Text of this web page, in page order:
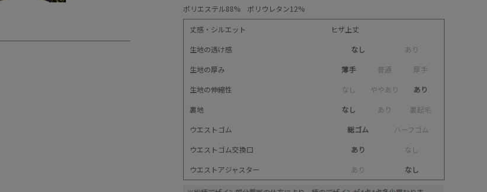
ポリエステル88% ポリウレタン12%
丈感・シルエット
ヒザ上丈
生地の透け感
なし あ り
生地の厚み
薄手 普通 厚手
生地の伸縮性
な し ややあ り
あり
裏地
なし あ り 裏起毛
ウエストゴム
総ゴム ハーフ ゴ ム
ウエストゴム交換口
あり な し
ウエストアジャスター
あ り なし